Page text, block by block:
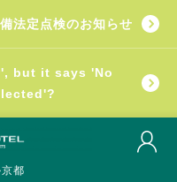
法定点検のお知らせ
but it says 'No
都